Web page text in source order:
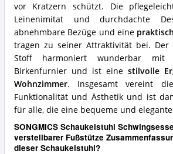
vor Kratzern schützt. Die
Leinenimitat und durchdachte
abnehmbare Bezüge und eine
tragen zu seiner Attraktivität bei. Der
Stoff harmoniert wunderbar mit
Birkenfurnier und ist eine stilvolle
Wohnzimmer. Insgesamt vereint
Funktionalität und Ästhetik und ist
für alle, die eine bequeme und
SONGMICS Schaukelstuhl
verstellbarer Fußstütze
dieser Schaukelstuhl?